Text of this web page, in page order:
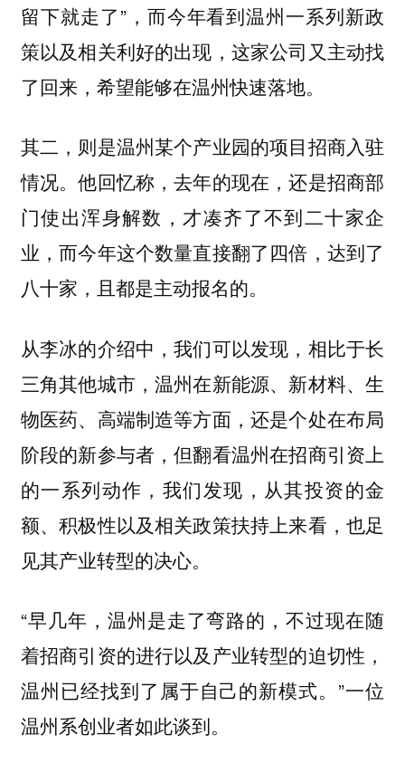
留下就走了”，而今年看到温州一系列新政
策以及相关利好的出现，这家公司又主动找
了回来，希望能够在温州快速落地。
其二，则是温州某个产业园的项目招商入驻
情况。他回忆称，去年的现在，还是招商部
门使出浑身解数，才凑齐了不到二十家企
业，而今年这个数量直接翻了四倍，达到了
八十家，且都是主动报名的。
从李冰的介绍中，我们可以发现，相比于长
三角其他城市，温州在新能源、新材料、生
物医药、高端制造等方面，还是个处在布局
阶段的新参与者，但翻看温州在招商引资上
的一系列动作，我们发现，从其投资的金
额、积极性以及相关政策扶持上来看，也足
见其产业转型的决心。
“早几年，温州是走了弯路的，不过现在随
着招商引资的进行以及产业转型的迫切性，
温州已经找到了属于自己的新模式。”一位
温州系创业者如此谈到。